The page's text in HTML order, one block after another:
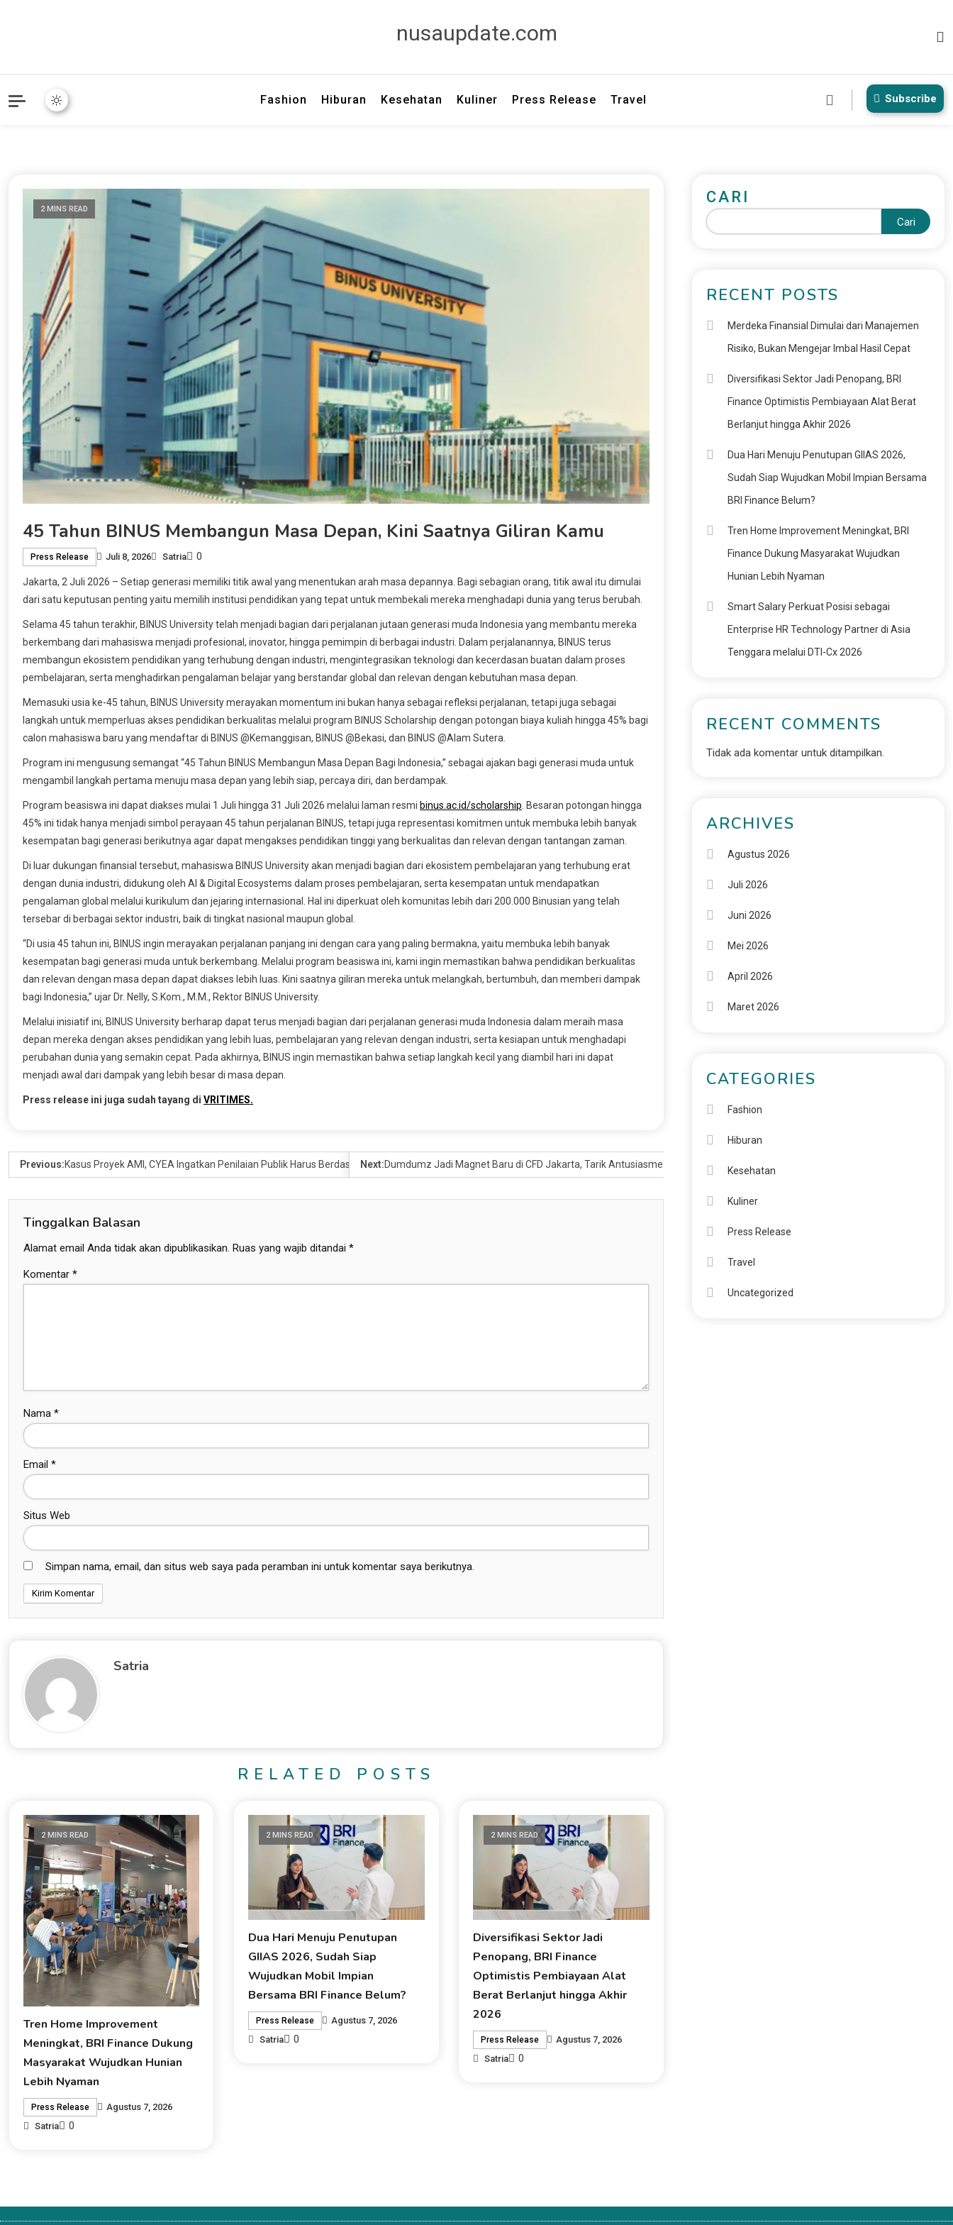
nusaupdate.com
Fashion Hiburan Kesehatan Kuliner Press Release Travel Subscribe
2 MINS READ
45 Tahun BINUS Membangun Masa Depan, Kini Saatnya Giliran Kamu
Press Release Juli 8, 2026 Satria 0
Jakarta, 2 Juli 2026 – Setiap generasi memiliki titik awal yang menentukan arah masa depannya. Bagi sebagian orang, titik awal itu dimulai
dari satu keputusan penting yaitu memilih institusi pendidikan yang tepat untuk membekali mereka menghadapi dunia yang terus berubah.
Selama 45 tahun terakhir, BINUS University telah menjadi bagian dari perjalanan jutaan generasi muda Indonesia yang membantu mereka
berkembang dari mahasiswa menjadi profesional, inovator, hingga pemimpin di berbagai industri. Dalam perjalanannya, BINUS terus
membangun ekosistem pendidikan yang terhubung dengan industri, mengintegrasikan teknologi dan kecerdasan buatan dalam proses
pembelajaran, serta menghadirkan pengalaman belajar yang berstandar global dan relevan dengan kebutuhan masa depan.
Memasuki usia ke-45 tahun, BINUS University merayakan momentum ini bukan hanya sebagai refleksi perjalanan, tetapi juga sebagai
langkah untuk memperluas akses pendidikan berkualitas melalui program BINUS Scholarship dengan potongan biaya kuliah hingga 45% bagi
calon mahasiswa baru yang mendaftar di BINUS @Kemanggisan, BINUS @Bekasi, dan BINUS @Alam Sutera.
Program ini mengusung semangat “45 Tahun BINUS Membangun Masa Depan Bagi Indonesia,” sebagai ajakan bagi generasi muda untuk
mengambil langkah pertama menuju masa depan yang lebih siap, percaya diri, dan berdampak.
Program beasiswa ini dapat diakses mulai 1 Juli hingga 31 Juli 2026 melalui laman resmi binus.ac.id/scholarship . Besaran potongan hingga
45% ini tidak hanya menjadi simbol perayaan 45 tahun perjalanan BINUS, tetapi juga representasi komitmen untuk membuka lebih banyak
kesempatan bagi generasi berikutnya agar dapat mengakses pendidikan tinggi yang berkualitas dan relevan dengan tantangan zaman.
Di luar dukungan finansial tersebut, mahasiswa BINUS University akan menjadi bagian dari ekosistem pembelajaran yang terhubung erat
dengan dunia industri, didukung oleh AI & Digital Ecosystems dalam proses pembelajaran, serta kesempatan untuk mendapatkan
pengalaman global melalui kurikulum dan jejaring internasional. Hal ini diperkuat oleh komunitas lebih dari 200.000 Binusian yang telah
tersebar di berbagai sektor industri, baik di tingkat nasional maupun global.
“Di usia 45 tahun ini, BINUS ingin merayakan perjalanan panjang ini dengan cara yang paling bermakna, yaitu membuka lebih banyak
kesempatan bagi generasi muda untuk berkembang. Melalui program beasiswa ini, kami ingin memastikan bahwa pendidikan berkualitas
dan relevan dengan masa depan dapat diakses lebih luas. Kini saatnya giliran mereka untuk melangkah, bertumbuh, dan memberi dampak
bagi Indonesia,” ujar Dr. Nelly, S.Kom., M.M., Rektor BINUS University.
Melalui inisiatif ini, BINUS University berharap dapat terus menjadi bagian dari perjalanan generasi muda Indonesia dalam meraih masa
depan mereka dengan akses pendidikan yang lebih luas, pembelajaran yang relevan dengan industri, serta kesiapan untuk menghadapi
perubahan dunia yang semakin cepat. Pada akhirnya, BINUS ingin memastikan bahwa setiap langkah kecil yang diambil hari ini dapat
menjadi awal dari dampak yang lebih besar di masa depan.
Press release ini juga sudah tayang di VRITIMES.
Previous:Kasus Proyek AMI, CYEA Ingatkan Penilaian Publik Harus Berdasarkan Fakta, Bukan Opini
Next:Dumdumz Jadi Magnet Baru di CFD Jakarta, Tarik Antusiasme Ratusan Pengunjung
Tinggalkan Balasan
Alamat email Anda tidak akan dipublikasikan. Ruas yang wajib ditandai *
Komentar *
Nama *
Email *
Situs Web
Simpan nama, email, dan situs web saya pada peramban ini untuk komentar saya berikutnya.
Satria
RELATED POSTS
2 MINS READ
Tren Home Improvement
Meningkat, BRI Finance Dukung
Masyarakat Wujudkan Hunian
Lebih Nyaman
Press Release
Agustus 7, 2026
Satria
0
2 MINS READ
Dua Hari Menuju Penutupan
GIIAS 2026, Sudah Siap
Wujudkan Mobil Impian
Bersama BRI Finance Belum?
Press Release
Agustus 7, 2026
Satria
0
2 MINS READ
Diversifikasi Sektor Jadi
Penopang, BRI Finance
Optimistis Pembiayaan Alat
Berat Berlanjut hingga Akhir
2026
Press Release
Agustus 7, 2026
Satria
0
CARI
Cari
RECENT POSTS
Merdeka Finansial Dimulai dari Manajemen
Risiko, Bukan Mengejar Imbal Hasil Cepat
Diversifikasi Sektor Jadi Penopang, BRI
Finance Optimistis Pembiayaan Alat Berat
Berlanjut hingga Akhir 2026
Dua Hari Menuju Penutupan GIIAS 2026,
Sudah Siap Wujudkan Mobil Impian Bersama
BRI Finance Belum?
Tren Home Improvement Meningkat, BRI
Finance Dukung Masyarakat Wujudkan
Hunian Lebih Nyaman
Smart Salary Perkuat Posisi sebagai
Enterprise HR Technology Partner di Asia
Tenggara melalui DTI-Cx 2026
RECENT COMMENTS
Tidak ada komentar untuk ditampilkan.
ARCHIVES
Agustus 2026
Juli 2026
Juni 2026
Mei 2026
April 2026
Maret 2026
CATEGORIES
Fashion
Hiburan
Kesehatan
Kuliner
Press Release
Travel
Uncategorized